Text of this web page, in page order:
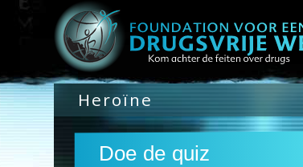
Heroïne
Doe de quiz